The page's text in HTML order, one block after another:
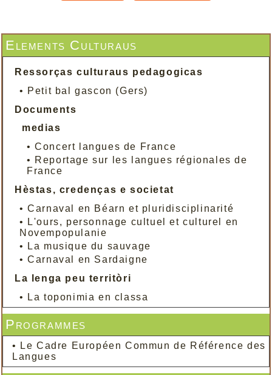
Elements Culturaus
Ressorças culturaus pedagogicas
• Petit bal gascon (Gers)
Documents
medias
•Concert langues de France
• Reportage sur les langues régionales de
France
Hèstas, credenças e societat
•Carnaval en Béarn et pluridisciplinarité
•
L'ours, personnage cultuel et culturel en
Novempopulanie
•
La musique du sauvage
•Carnaval en Sardaigne
La lenga peu territòri
•
La toponimia en classa
Programmes
•
Le Cadre Européen Commun de Référence des
Langues